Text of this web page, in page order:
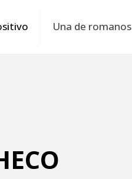
Una de romanos